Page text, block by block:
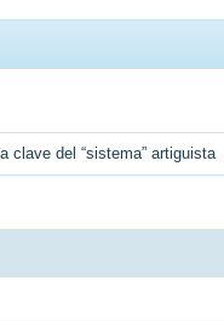
clave del “sistema” artiguista